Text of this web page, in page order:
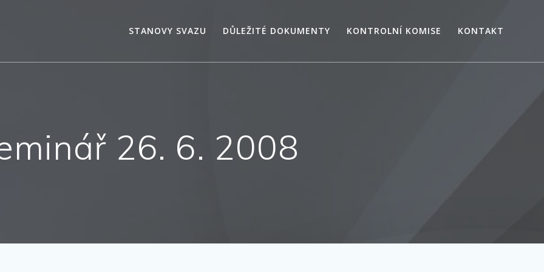
STANOVY SVAZU DŮLEŽITÉ DOKUMENTY KONTROLNÍ KOMISE KONTAKT
26. 6. 2008